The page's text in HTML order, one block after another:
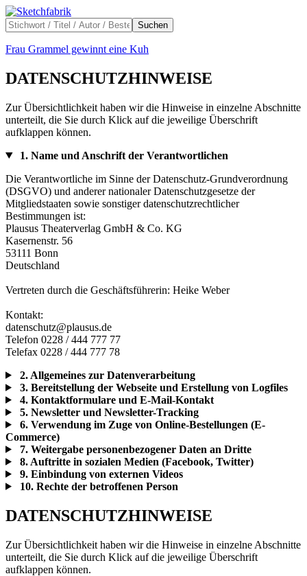
Suchen
Frau Grammel gewinnt eine Kuh
DATENSCHUTZHINWEISE
Zur Übersichtlichkeit haben wir die Hinweise in einzelne Abschnitte
unterteilt, die Sie durch Klick auf die jeweilige Überschrift
aufklappen können.
1. Name und Anschrift der Verantwortlichen
Die Verantwortliche im Sinne der Datenschutz-Grundverordnung
(DSGVO) und anderer nationaler Datenschutzgesetze der
Mitgliedstaaten sowie sonstiger datenschutzrechtlicher
Bestimmungen ist:
Plausus Theaterverlag GmbH & Co. KG
Kasernenstr. 56
53111 Bonn
Deutschland
Vertreten durch die Geschäftsführerin: Heike Weber
Kontakt:
datenschutz@plausus.de
Telefon 0228 / 444 777 77
Telefax 0228 / 444 777 78
2. Allgemeines zur Datenverarbeitung
3. Bereitstellung der Webseite und Erstellung von Logfiles
4. Kontaktformulare und E-Mail-Kontakt
5. Newsletter und Newsletter-Tracking
6. Verwendung im Zuge von Online-Bestellungen (E-
Commerce)
7. Weitergabe personenbezogener Daten an Dritte
8. Auftritte in sozialen Medien (Facebook, Twitter)
9. Einbindung von externen Videos
10. Rechte der betroffenen Person
DATENSCHUTZHINWEISE
Zur Übersichtlichkeit haben wir die Hinweise in einzelne Abschnitte
unterteilt, die Sie durch Klick auf die jeweilige Überschrift
aufklappen können.